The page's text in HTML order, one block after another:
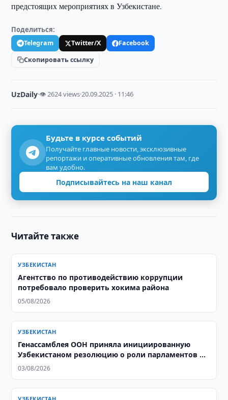
предстоящих мероприятиях в Узбекистане.
Поделиться:
Telegram Twitter/X
Facebook
Скопировать ссылку
UzDaily·👁 2624 views·20.09.2025 · 11:46
Будьте в курсе событий
Получайте главные новости, эксклюзивные
репортажи и оперативные обновления там, где
вам удобно.
Подписывайтесь на наш канал
Читайте также
УЗБЕКИСТАН
Агентство по противодействию коррупции
потребовало проверить хокима района
05/08/2026
УЗБЕКИСТАН
Генассамблея ООН приняла инициированную
Узбекистаном резолюцию о роли парламентов в
социальном развитии
03/08/2026